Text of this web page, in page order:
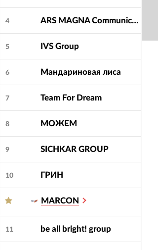
4 ARS MAGNA Communication Group
5 IVS Group
6 Мандариновая лиса
7 Team For Dream
8 МОЖЕМ
9 SICHKAR GROUP
10 ГРИН
MARCON
11 be all bright! group